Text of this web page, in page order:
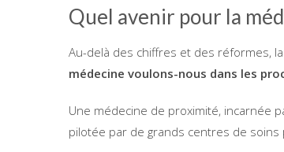
Quel avenir pour la
Au-delà des chiffres et des réformes,
médecine voulons-nous dans les
Une médecine de proximité, incarnée
pilotée par de grands centres de soins